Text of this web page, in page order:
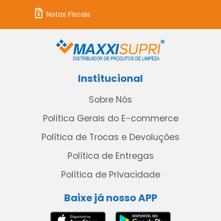
Notas Fiscais
Institucional
Sobre Nós
Política Gerais do E-commerce
Política de Trocas e Devoluções
Política de Entregas
Política de Privacidade
Baixe já nosso APP